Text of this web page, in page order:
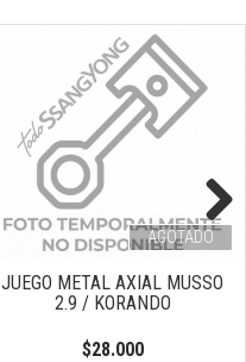
AGOTADO
JUEGO METAL AXIAL MUSSO
2.9 / KORANDO
$28.000